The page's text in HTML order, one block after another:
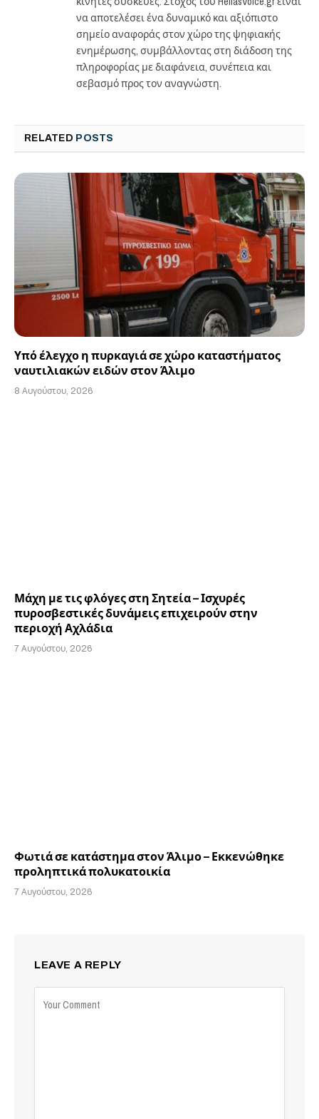
να αποτελέσει ένα δυναμικό και αξιόπιστο
σημείο αναφοράς στον χώρο της ψηφιακής
ενημέρωσης, συμβάλλοντας στη διάδοση της
πληροφορίας με διαφάνεια, συνέπεια και
σεβασμό προς τον αναγνώστη.
RELATED POSTS
Υπό έλεγχο η πυρκαγιά σε χώρο καταστήματος
ναυτιλιακών ειδών στον Άλιμο
8 Αυγούστου, 2026
Μάχη με τις φλόγες στη Σητεία – Ισχυρές
πυροσβεστικές δυνάμεις επιχειρούν στην
περιοχή Αχλάδια
7 Αυγούστου, 2026
Φωτιά σε κατάστημα στον Άλιμο – Εκκενώθηκε
προληπτικά πολυκατοικία
7 Αυγούστου, 2026
LEAVE A REPLY